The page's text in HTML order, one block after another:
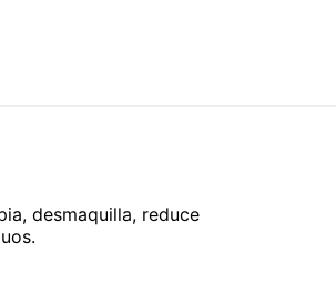
desmaquilla, reduce